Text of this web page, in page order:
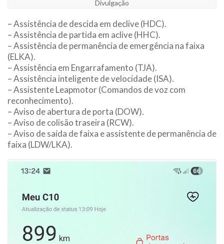
Divulgação
– Assistência de descida em declive (HDC).
– Assistência de partida em aclive (HHC).
– Assistência de permanência de emergência na faixa
(ELKA).
– Assistência em Engarrafamento (TJA).
– Assistência inteligente de velocidade (ISA).
– Assistente Leapmotor (Comandos de voz com
reconhecimento).
– Aviso de abertura de porta (DOW).
– Aviso de colisão traseira (RCW).
– Aviso de saída de faixa e assistente de permanência de
faixa (LDW/LKA).